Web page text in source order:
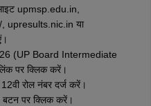
upmsp.edu.in,
upresults.nic.in या
2026 (UP Board Intermediate
पर क्लिक करें।
रोल नंबर दर्ज करें।
बटन पर क्लिक करें।